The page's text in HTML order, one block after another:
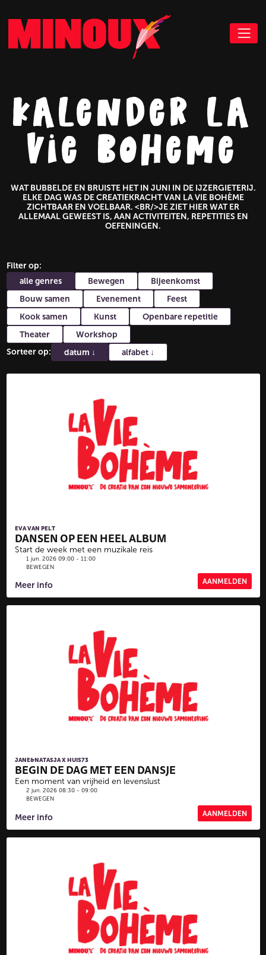
kalender la
vie boheme
WAT BUBBELDE EN BRUISTE HET IN JUNI IN DE IJZERGIETERIJ.
ELKE DAG WAS DE CREATIEKRACHT VAN LA VIE BOHÈME
ZICHTBAAR EN VOELBAAR. <BR/>JE ZIET HIER WAT ER
ALLEMAAL GEWEEST IS, AAN ACTIVITEITEN, REPETITIES EN
OEFENINGEN.
Filter op:
alle genres
Bewegen
Bijeenkomst
Bouw samen
Evenement
Feest
Kook samen
Kunst
Openbare repetitie
Theater
Workshop
Sorteer op:
datum ↓ alfabet ↓
EVA VAN PELT
DANSEN OP EEN HEEL ALBUM
Start de week met een muzikale reis
1 jun. 2026 09:00 - 11:00
BEWEGEN
Meer info AANMELDEN
JANE&NATASJA X HUIS73
BEGIN DE DAG MET EEN DANSJE
Een moment van vrijheid en levenslust
2 jun. 2026 08:30 - 09:00
BEWEGEN
Meer info AANMELDEN